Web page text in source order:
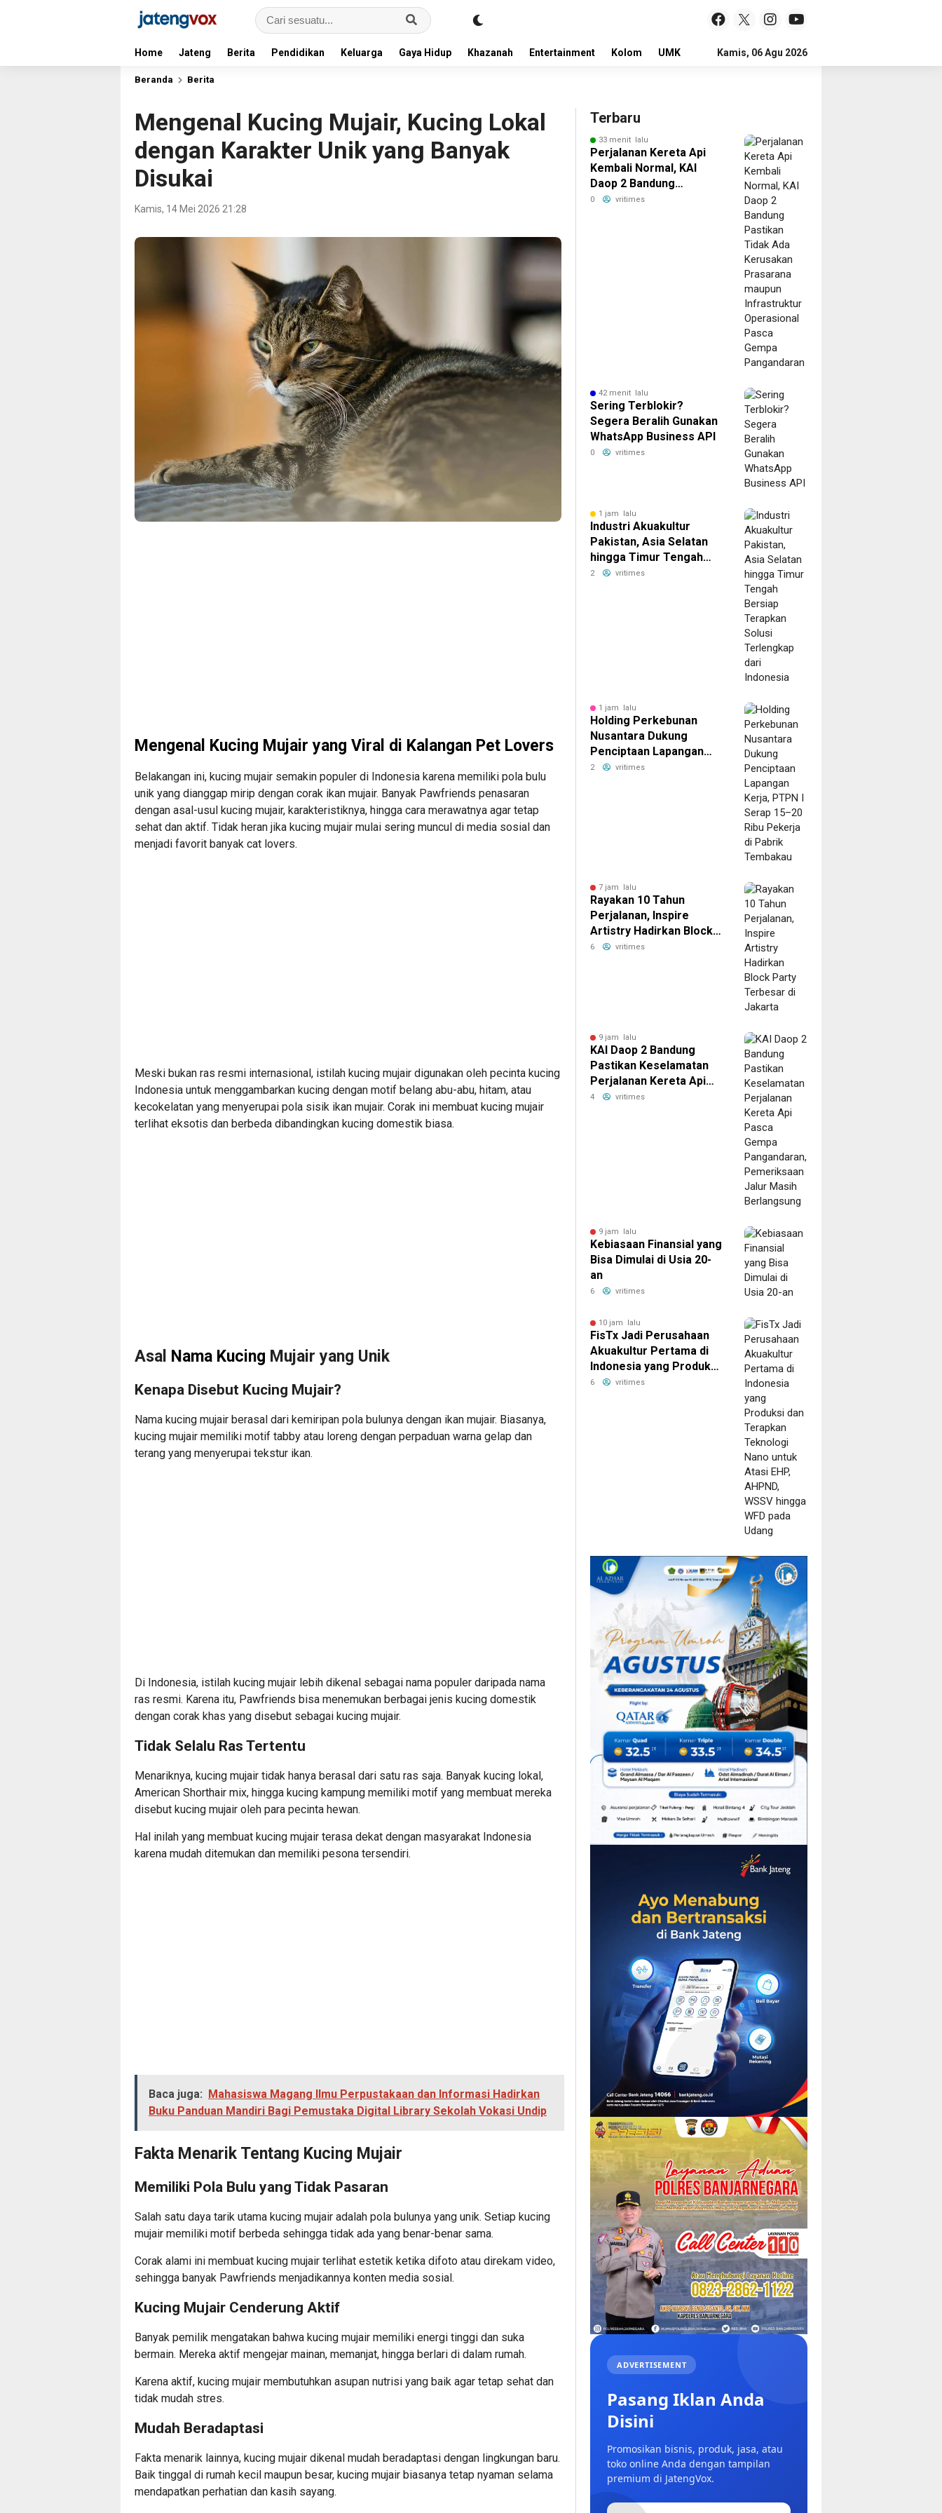
Home Jateng Berita Pendidikan Keluarga Gaya Hidup Khazanah Entertainment Kolom UMKM LOKER
Kamis, 06 Agu 2026
Beranda Berita
Mengenal Kucing Mujair, Kucing Lokal
dengan Karakter Unik yang Banyak
Disukai
Kamis, 14 Mei 2026 21:28
Mengenal Kucing Mujair yang Viral di Kalangan Pet Lovers
Belakangan ini, kucing mujair semakin populer di Indonesia karena memiliki pola bulu
unik yang dianggap mirip dengan corak ikan mujair. Banyak Pawfriends penasaran
dengan asal-usul kucing mujair, karakteristiknya, hingga cara merawatnya agar tetap
sehat dan aktif. Tidak heran jika kucing mujair mulai sering muncul di media sosial dan
menjadi favorit banyak cat lovers.
Meski bukan ras resmi internasional, istilah kucing mujair digunakan oleh pecinta kucing
Indonesia untuk menggambarkan kucing dengan motif belang abu-abu, hitam, atau
kecokelatan yang menyerupai pola sisik ikan mujair. Corak ini membuat kucing mujair
terlihat eksotis dan berbeda dibandingkan kucing domestik biasa.
Asal Nama Kucing Mujair yang Unik
Kenapa Disebut Kucing Mujair?
Nama kucing mujair berasal dari kemiripan pola bulunya dengan ikan mujair. Biasanya,
kucing mujair memiliki motif tabby atau loreng dengan perpaduan warna gelap dan
terang yang menyerupai tekstur ikan.
Di Indonesia, istilah kucing mujair lebih dikenal sebagai nama populer daripada nama
ras resmi. Karena itu, Pawfriends bisa menemukan berbagai jenis kucing domestik
dengan corak khas yang disebut sebagai kucing mujair.
Tidak Selalu Ras Tertentu
Menariknya, kucing mujair tidak hanya berasal dari satu ras saja. Banyak kucing lokal,
American Shorthair mix, hingga kucing kampung memiliki motif yang membuat mereka
disebut kucing mujair oleh para pecinta hewan.
Hal inilah yang membuat kucing mujair terasa dekat dengan masyarakat Indonesia
karena mudah ditemukan dan memiliki pesona tersendiri.
Baca juga: Mahasiswa Magang Ilmu Perpustakaan dan Informasi Hadirkan
Buku Panduan Mandiri Bagi Pemustaka Digital Library Sekolah Vokasi Undip
Fakta Menarik Tentang Kucing Mujair
Memiliki Pola Bulu yang Tidak Pasaran
Salah satu daya tarik utama kucing mujair adalah pola bulunya yang unik. Setiap kucing
mujair memiliki motif berbeda sehingga tidak ada yang benar-benar sama.
Corak alami ini membuat kucing mujair terlihat estetik ketika difoto atau direkam video,
sehingga banyak Pawfriends menjadikannya konten media sosial.
Kucing Mujair Cenderung Aktif
Banyak pemilik mengatakan bahwa kucing mujair memiliki energi tinggi dan suka
bermain. Mereka aktif mengejar mainan, memanjat, hingga berlari di dalam rumah.
Karena aktif, kucing mujair membutuhkan asupan nutrisi yang baik agar tetap sehat dan
tidak mudah stres.
Mudah Beradaptasi
Fakta menarik lainnya, kucing mujair dikenal mudah beradaptasi dengan lingkungan baru.
Baik tinggal di rumah kecil maupun besar, kucing mujair biasanya tetap nyaman selama
mendapatkan perhatian dan kasih sayang.
Terbaru
33 menit lalu
Perjalanan Kereta Api
Kembali Normal, KAI
Daop 2 Bandung
Pastikan Tidak Ada
0 vritimes
42 menit lalu
Sering Terblokir?
Segera Beralih Gunakan
WhatsApp Business API
0 vritimes
1 jam lalu
Industri Akuakultur
Pakistan, Asia Selatan
hingga Timur Tengah
Bersiap Terapkan Solusi
2 vritimes
1 jam lalu
Holding Perkebunan
Nusantara Dukung
Penciptaan Lapangan
Kerja, PTPN I Serap 15–
2 vritimes
7 jam lalu
Rayakan 10 Tahun
Perjalanan, Inspire
Artistry Hadirkan Block
Party Terbesar di
6 vritimes
9 jam lalu
KAI Daop 2 Bandung
Pastikan Keselamatan
Perjalanan Kereta Api
Pasca Gempa
4 vritimes
9 jam lalu
Kebiasaan Finansial yang
Bisa Dimulai di Usia 20-
an
6 vritimes
10 jam lalu
FisTx Jadi Perusahaan
Akuakultur Pertama di
Indonesia yang Produksi
dan Terapkan Teknologi
6 vritimes
ADVERTISEMENT
Pasang Iklan Anda
Disini
Promosikan bisnis, produk, jasa, atau
toko online Anda dengan tampilan
premium di JatengVox.